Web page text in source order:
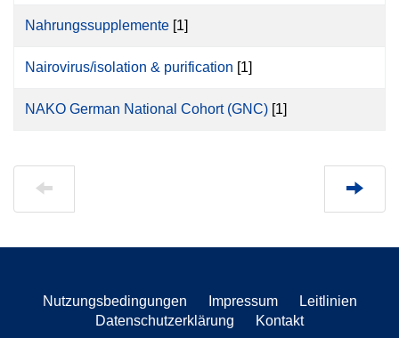
Nahrungssupplemente [1]
Nairovirus/isolation & purification [1]
NAKO German National Cohort (GNC) [1]
Nutzungsbedingungen Impressum
Leitlinien
Datenschutzerklärung
Kontakt